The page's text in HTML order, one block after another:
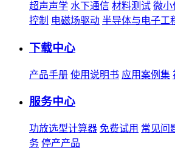
超声声学 水下通信 材料测试 微小
控制 电磁场驱动 半导体与电子工
下载中心
产品手册 使用说明书 应用案例集
服务中心
功放选型计算器 免费试用 常见问
务 停产产品